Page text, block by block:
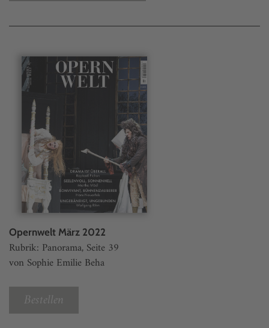
Opernwelt März 2022
Rubrik: Panorama, Seite 39
von Sophie Emilie Beha
Bestellen